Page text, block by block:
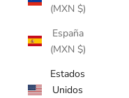
(MXN $)
España
(MXN $)
Estados
Unidos